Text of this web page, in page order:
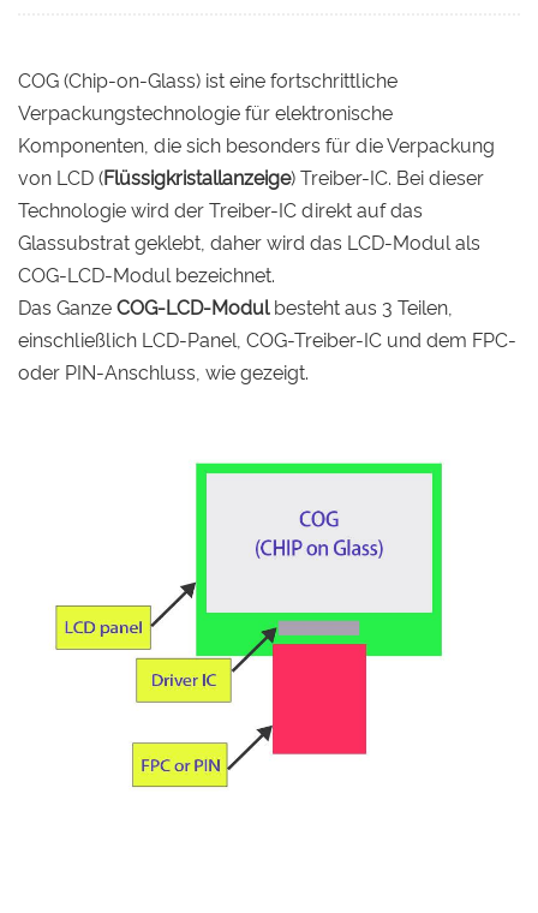
COG (Chip-on-Glass) ist eine fortschrittliche
Verpackungstechnologie für elektronische
Komponenten, die sich besonders für die Verpackung
von LCD (Flüssigkristallanzeige) Treiber-IC. Bei dieser
Technologie wird der Treiber-IC direkt auf das
Glassubstrat geklebt, daher wird das LCD-Modul als
COG-LCD-Modul bezeichnet.
Das Ganze COG-LCD-Modulbesteht aus 3 Teilen,
einschließlich LCD-Panel, COG-Treiber-IC und dem FPC-
oder PIN-Anschluss, wie gezeigt.